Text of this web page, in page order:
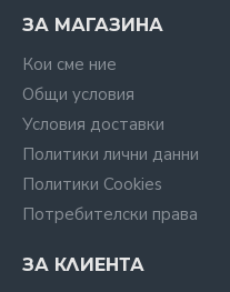
ЗА МАГАЗИНА
Кои сме ние
Общи условия
Условия доставки
Политики лични данни
Политики Cookies
Потребителски права
ЗА КЛИЕНТА